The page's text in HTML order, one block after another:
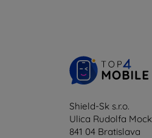
Shield-Sk s.r.o.
Ulica Rudolfa
841 04 Bratislava